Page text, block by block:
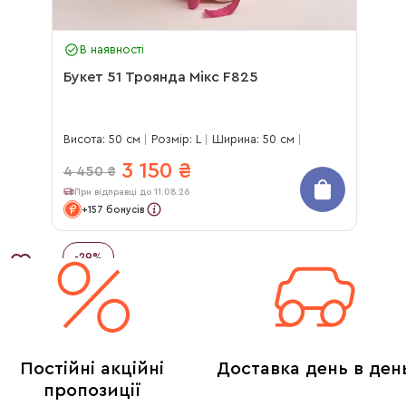
В наявності
Букет 51 Троянда Мікс F825
Висота: 50 см Розмір: L Ширина: 50 см
4 450 ₴ 3 150 ₴
При відправці до 11.08.26
+157 бонусів
-29%
Постійні акційні
пропозиції
Доставка день в